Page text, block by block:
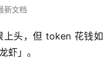
新文档
上头，但 token 花钱如
虾」。